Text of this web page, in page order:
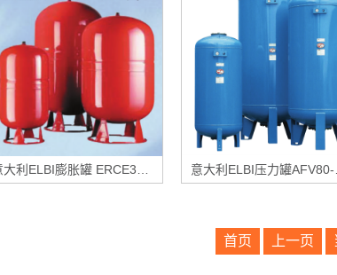
首页 上一页